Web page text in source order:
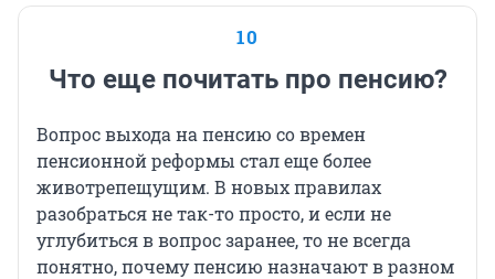
10
Что еще почитать про пенсию?
Вопрос выхода на пенсию со времен
пенсионной реформы стал еще более
животрепещущим. В новых правилах
разобраться не так-то просто, и если не
углубиться в вопрос заранее, то не всегда
понятно, почему пенсию назначают в разном